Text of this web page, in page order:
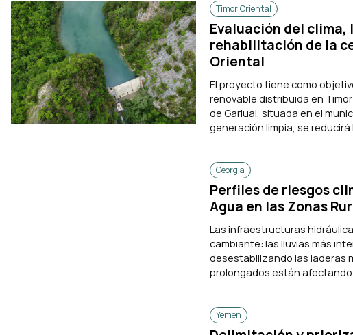
Timor Oriental
Evaluación del
rehabilitación de la
Oriental
El proyecto tiene como
renovable distribuida en
de Gariuai, situada en el
generación limpia, se
Georgia
Perfiles de riesgos
Agua en las Zonas
Las infraestructuras
cambiante: las lluvias más
desestabilizando las laderas
prolongados están afectando
Yemen